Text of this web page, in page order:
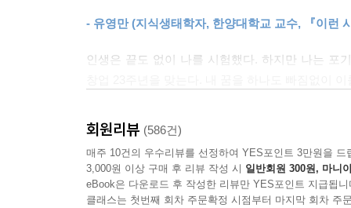
미국으로 떠나 『시크릿』의 주인공 밥 프록
쪽으로 향하게 하느냐에 달려 있다.
밥 프록터는 푸르덴셜에서 진행한 ‘미션 인 커미
“여기 있는 모든 사람은 올해 50억 원어치의 보
있다는 말에 사람들은 그가 제정신이 아니라고
- 유영만 (지식생태학자, 한양대학교 교수, 『이런
인생은 끝도 없이 나를 시험했다. 하지만 나는 포
25살, 인생의 바닥을 쳤던 나는 죽기 전에 이루고
15년 만에 80개국에서 73개의 꿈이 이루어졌다.
잠재력을 1,000% 아니 10,000% 끌어내길 바란다.
- 김수영 (『멈추지 마, 다시 꿈부터 써봐』 저자,
회원리뷰 (586건)
매주 10건의 우수리뷰를 선정하여 YES포인트 3만원을 드
3,000원 이상 구매 후 리뷰 작성 시 일반회원 300원, 마니
eBook은 다운로드 후 작성한 리뷰만 YES포인트 지급됩니
클래스는 첫번째 회차 주문확정 시점부터 마지막 회차 주